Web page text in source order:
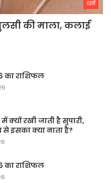
धर्म
की माला, कलाई
का राशिफल
क्यों रखी जाती है सुपारी,
इसका क्या नाता है?
का राशिफल